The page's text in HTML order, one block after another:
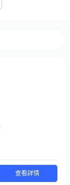
查看詳情